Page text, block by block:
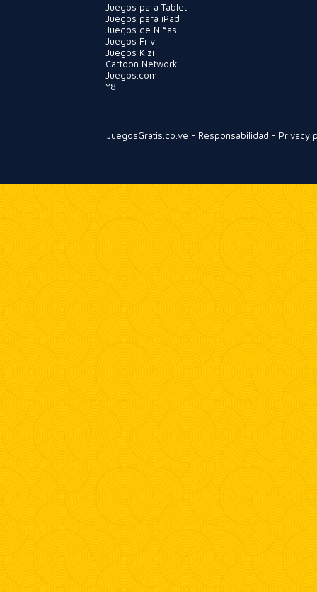
Juegos para Tablet
Juegos para iPad
Juegos de Niñas
Juegos Friv
Juegos Kizi
Cartoon Network
Juegos.com
Y8
JuegosGratis.co.ve - Responsabilidad - Privacy